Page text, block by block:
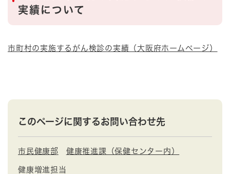
実績について
市町村の実施するがん検診の実績（大阪府ホームページ）
このページに関するお問い合わせ先
市民健康部 健康推進課（保健センター内）
健康増進担当